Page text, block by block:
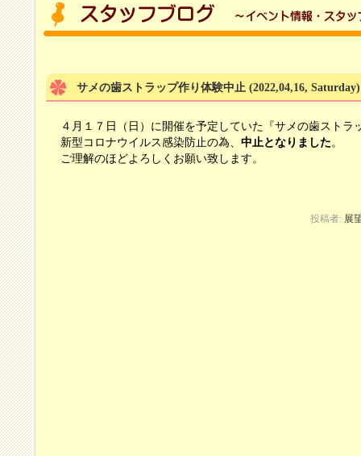
サメの歯ストラップ作り体験中止 (2022,04,16, Saturday)
４月１７日（日）に開催を予定していた『サメの歯ストラ
新型コロナウイルス感染防止の為、 中止となりました。
ご理解のほどよろしくお願い致します。
投稿者: 展